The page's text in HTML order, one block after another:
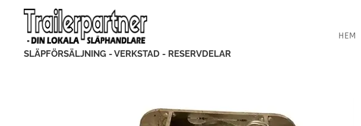
SLÄPFÖRSÄLJNING - VERKSTAD - RESERVDELAR
HEM